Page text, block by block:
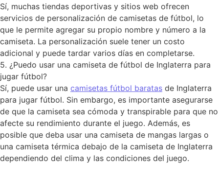
Sí, muchas tiendas deportivas y sitios web ofrecen
servicios de personalización de camisetas de fútbol, lo
que le permite agregar su propio nombre y número a la
camiseta. La personalización suele tener un costo
adicional y puede tardar varios días en completarse.
5. ¿Puedo usar una camiseta de fútbol de Inglaterra para
jugar fútbol?
Sí, puede usar una camisetas fútbol baratas de Inglaterra
para jugar fútbol. Sin embargo, es importante asegurarse
de que la camiseta sea cómoda y transpirable para que no
afecte su rendimiento durante el juego. Además, es
posible que deba usar una camiseta de mangas largas o
una camiseta térmica debajo de la camiseta de Inglaterra
dependiendo del clima y las condiciones del juego.